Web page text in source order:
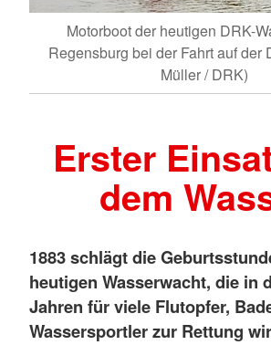
Motorboot der heutigen DRK-
Regensburg bei der Fahrt auf der
Müller / DRK)
Erster
dem
1883 schlägt die
heutigen Wasserwacht, die in
Jahren für viele Flutopfer,
Wassersportler zur Rettung